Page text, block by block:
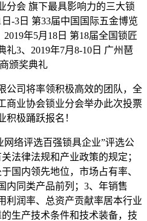
分会 旗下最具影响力的三大锁
-3日 第33届中国国际五金博览
年5月18日 第18届全国锁匠
礼3、2019年7月8-10日 广州琶
颁奖典礼
公司将率领积极高效的团队，全
商业协会锁业分会举办此次投票
积极踊跃报名！
网络评选百强锁具企业”评选公
法律法规和产业政策的规定；
国内领先地位，市场占有率、
内同类产品前列；3、年销售
利润率、总资产贡献率居本行业
生产技术条件和技术装备，技